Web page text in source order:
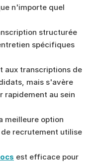
n'importe quel
structurée
spécifiques
aux transcriptions de
mais s'avère
rapidement au sein
meilleure option
recrutement utilise
est efficace pour